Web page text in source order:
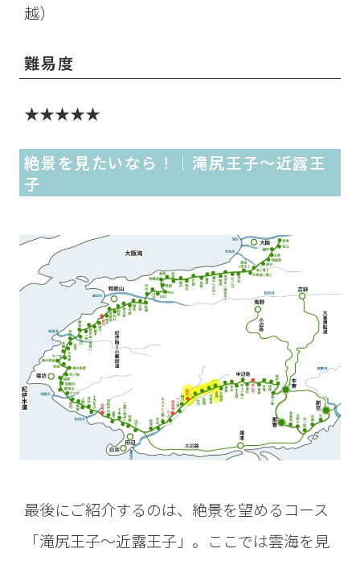
越）
難易度
★★★★★
絶景を見たいなら！｜滝尻王子～近露王
子
最後にご紹介するのは、絶景を望めるコース
「滝尻王子～近露王子」。ここでは雲海を見